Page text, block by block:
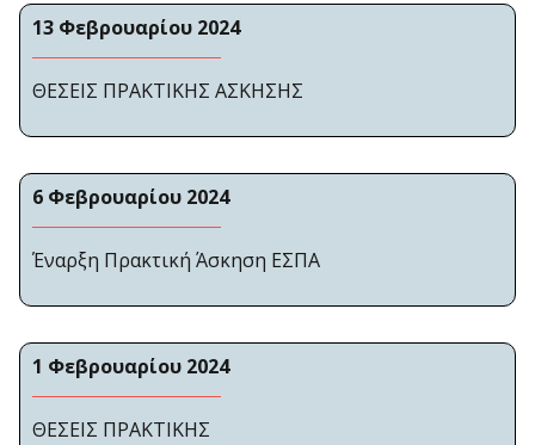
13 Φεβρουαρίου 2024
ΘΕΣΕΙΣ ΠΡΑΚΤΙΚΗΣ ΑΣΚΗΣΗΣ
6 Φεβρουαρίου 2024
Έναρξη Πρακτική Άσκηση ΕΣΠΑ
1 Φεβρουαρίου 2024
ΘΕΣΕΙΣ ΠΡΑΚΤΙΚΗΣ